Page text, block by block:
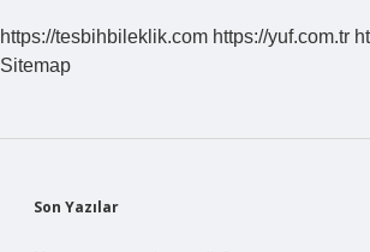
https://tesbihbileklik.com https://yuf.com.tr
Sitemap
Sidebar
Son Yazılar